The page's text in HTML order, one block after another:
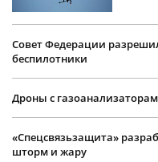
Совет Федерации
беспилотники
Дроны с
«Спецсвязьзащита»
шторм и жару